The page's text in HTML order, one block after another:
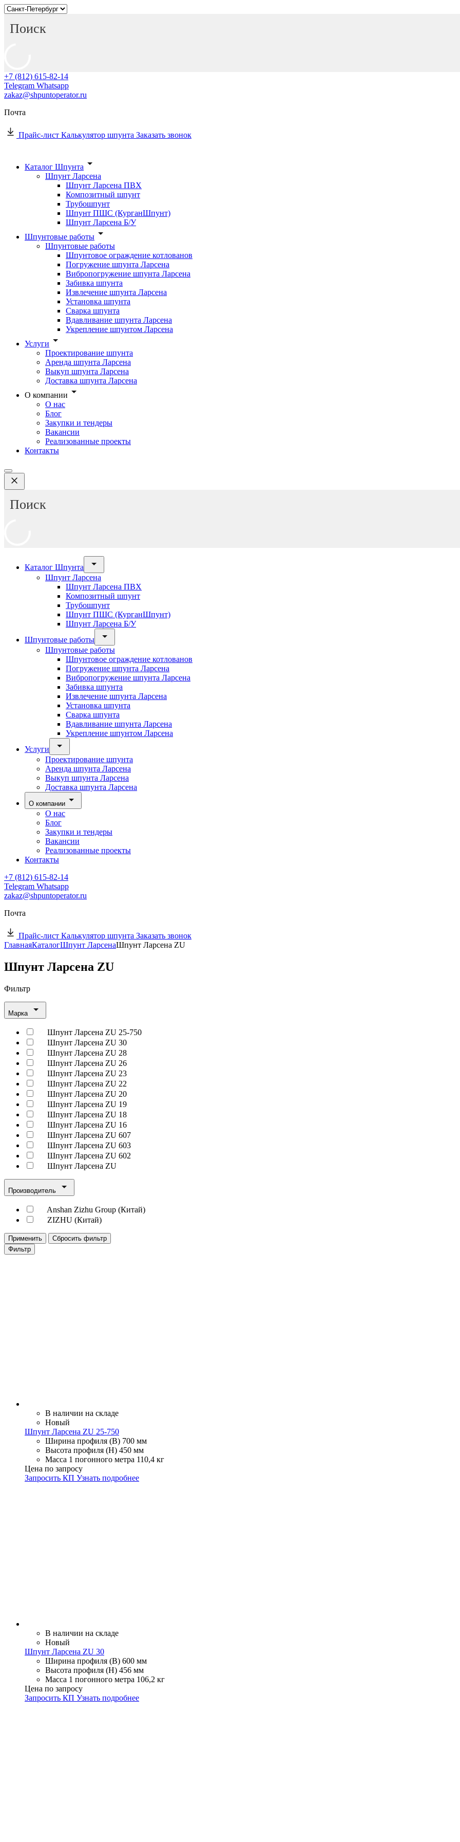
+7 (812) 615-82-14
Telegram Whatsapp
zakaz@shpuntoperator.ru
Почта
Прайс-лист Калькулятор шпунта Заказать звонок
Каталог Шпунта
Шпунт Ларсена
Шпунт Ларсена ПВХ
Композитный шпунт
Трубошпунт
Шпунт ПШС (КурганШпунт)
Шпунт Ларсена Б/У
Шпунтовые работы
Шпунтовые работы
Шпунтовое ограждение котлованов
Погружение шпунта Ларсена
Вибропогружение шпунта Ларсена
Забивка шпунта
Извлечение шпунта Ларсена
Установка шпунта
Сварка шпунта
Вдавливание шпунта Ларсена
Укрепление шпунтом Ларсена
Услуги
Проектирование шпунта
Аренда шпунта Ларсена
Выкуп шпунта Ларсена
Доставка шпунта Ларсена
О компании
О нас
Блог
Закупки и тендеры
Вакансии
Реализованные проекты
Контакты
Каталог Шпунта
Шпунт Ларсена
Шпунт Ларсена ПВХ
Композитный шпунт
Трубошпунт
Шпунт ПШС (КурганШпунт)
Шпунт Ларсена Б/У
Шпунтовые работы
Шпунтовые работы
Шпунтовое ограждение котлованов
Погружение шпунта Ларсена
Вибропогружение шпунта Ларсена
Забивка шпунта
Извлечение шпунта Ларсена
Установка шпунта
Сварка шпунта
Вдавливание шпунта Ларсена
Укрепление шпунтом Ларсена
Услуги
Проектирование шпунта
Аренда шпунта Ларсена
Выкуп шпунта Ларсена
Доставка шпунта Ларсена
О компании
О нас
Блог
Закупки и тендеры
Вакансии
Реализованные проекты
Контакты
+7 (812) 615-82-14
Telegram Whatsapp
zakaz@shpuntoperator.ru
Почта
Прайс-лист Калькулятор шпунта Заказать звонок
ГлавнаяКаталогШпунт ЛарсенаШпунт Ларсена ZU
Шпунт Ларсена ZU
Фильтр
Марка
Шпунт Ларсена ZU 25-750
Шпунт Ларсена ZU 30
Шпунт Ларсена ZU 28
Шпунт Ларсена ZU 26
Шпунт Ларсена ZU 23
Шпунт Ларсена ZU 22
Шпунт Ларсена ZU 20
Шпунт Ларсена ZU 19
Шпунт Ларсена ZU 18
Шпунт Ларсена ZU 16
Шпунт Ларсена ZU 607
Шпунт Ларсена ZU 603
Шпунт Ларсена ZU 602
Шпунт Ларсена ZU
Производитель
Anshan Zizhu Group (Китай)
ZIZHU (Китай)
Применить
Сбросить фильтр
Фильтр
В наличии на складе
Новый
Шпунт Ларсена ZU 25-750
Ширина профиля (В) 700 мм
Высота профиля (Н) 450 мм
Масса 1 погонного метра 110,4 кг
Цена по запросу
Запросить КП Узнать подробнее
В наличии на складе
Новый
Шпунт Ларсена ZU 30
Ширина профиля (В) 600 мм
Высота профиля (Н) 456 мм
Масса 1 погонного метра 106,2 кг
Цена по запросу
Запросить КП Узнать подробнее